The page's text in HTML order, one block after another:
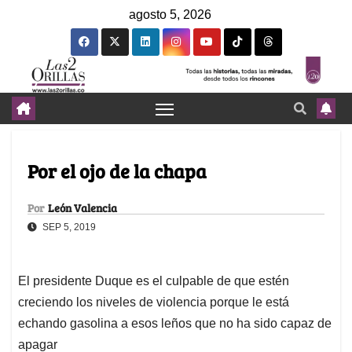
agosto 5, 2026
Por el ojo de la chapa
Por León Valencia
SEP 5, 2019
El presidente Duque es el culpable de que estén
creciendo los niveles de violencia porque le está
echando gasolina a esos leños que no ha sido capaz de
apagar